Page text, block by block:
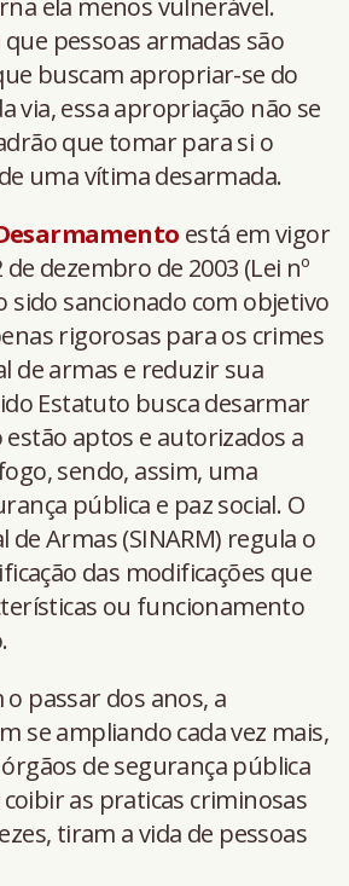
ela menos vulnerável.
pessoas armadas são
buscam apropriar-se do
via, essa apropriação não se
que tomar para si o
uma vítima desarmada.
está em vigor
de dezembro de 2003 (Lei nº
sido sancionado com objetivo
rigorosas para os crimes
de armas e reduzir sua
Estatuto busca desarmar
estão aptos e autorizados a
sendo, assim, uma
pública e paz social. O
de Armas (SINARM) regula o
das modificações que
ou funcionamento
passar dos anos, a
se ampliando cada vez mais,
de segurança pública
as praticas criminosas
tiram a vida de pessoas